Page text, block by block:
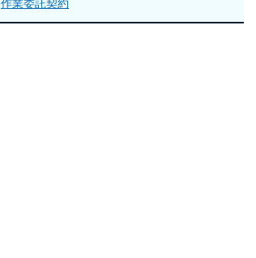
作業委託契約